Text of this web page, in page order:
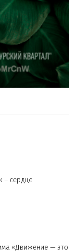
– сердце
«Движение — это